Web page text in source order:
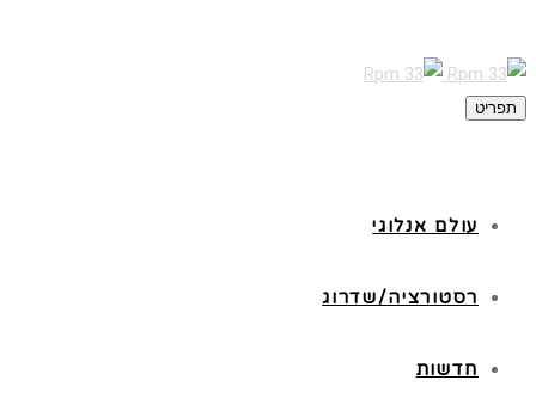
תפריט
עולם אנלוגי
רסטורציה/שדרוג
חדשות